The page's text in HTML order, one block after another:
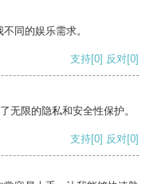
同的娱乐需求。
支持[0] 反对[0]
无限的隐私和安全性保护。
支持[0] 反对[0]